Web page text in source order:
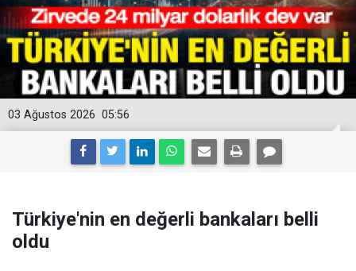
05:56
03 Ağustos 2026
Türkiye'nin en değerli bankaları belli
oldu